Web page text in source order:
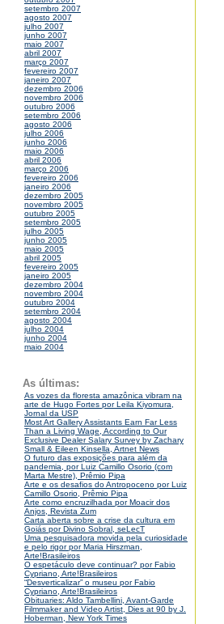
setembro 2007
agosto 2007
julho 2007
junho 2007
maio 2007
abril 2007
março 2007
fevereiro 2007
janeiro 2007
dezembro 2006
novembro 2006
outubro 2006
setembro 2006
agosto 2006
julho 2006
junho 2006
maio 2006
abril 2006
março 2006
fevereiro 2006
janeiro 2006
dezembro 2005
novembro 2005
outubro 2005
setembro 2005
julho 2005
junho 2005
maio 2005
abril 2005
fevereiro 2005
janeiro 2005
dezembro 2004
novembro 2004
outubro 2004
setembro 2004
agosto 2004
julho 2004
junho 2004
maio 2004
As últimas:
As vozes da floresta amazônica vibram na
arte de Hugo Fortes por Leila Kiyomura,
Jornal da USP
Most Art Gallery Assistants Earn Far Less
Than a Living Wage, According to Our
Exclusive Dealer Salary Survey by Zachary
Small & Eileen Kinsella, Artnet News
O futuro das exposições para além da
pandemia, por Luiz Camillo Osorio (com
Marta Mestre), Prêmio Pipa
Arte e os desafios do Antropoceno por Luiz
Camillo Osorio, Prêmio Pipa
Arte como encruzilhada por Moacir dos
Anjos, Revista Zum
Carta aberta sobre a crise da cultura em
Goiás por Divino Sobral, seLecT
Uma pesquisadora movida pela curiosidade
e pelo rigor por Maria Hirszman,
Arte!Brasileiros
O espetáculo deve continuar? por Fabio
Cypriano, Arte!Brasileiros
“Desverticalizar” o museu por Fabio
Cypriano, Arte!Brasileiros
Obituaries: Aldo Tambellini, Avant-Garde
Filmmaker and Video Artist, Dies at 90 by J.
Hoberman, New York Times